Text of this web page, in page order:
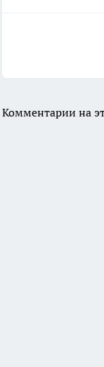
Комментарии на